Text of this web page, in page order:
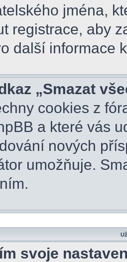
jména,
registrace, aby
další informace
„Smazat
cookies z
a které vás
nových
umožňuje.
svoje